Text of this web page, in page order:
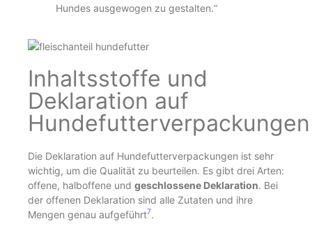
Hundes ausgewogen zu gestalten.“
Inhaltsstoffe und
Deklaration auf
Hundefutterverpackungen
Die Deklaration auf Hundefutterverpackungen ist sehr
wichtig, um die Qualität zu beurteilen. Es gibt drei Arten:
offene, halboffene und geschlossene Deklaration. Bei
der offenen Deklaration sind alle Zutaten und ihre
Mengen genau aufgeführt7.